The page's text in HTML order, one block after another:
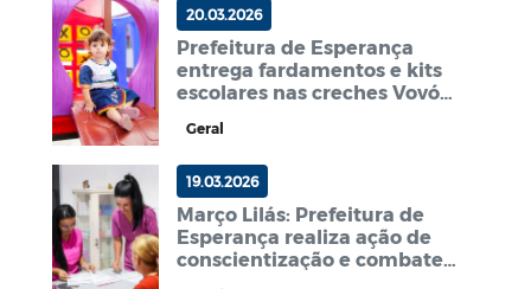
20.03.2026
Prefeitura de Esperança
entrega fardamentos e kits
escolares nas creches Vovó
Geral
19.03.2026
Março Lilás: Prefeitura de
Esperança realiza ação de
conscientização e combate